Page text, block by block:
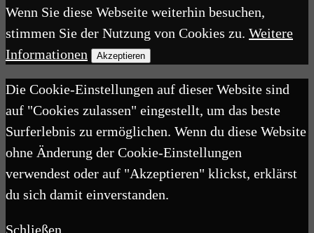
Wenn Sie diese Webseite weiterhin besuchen,
stimmen Sie der Nutzung von Cookies zu. Weitere
Informationen
Akzeptieren
Die Cookie-Einstellungen auf dieser Website sind
auf "Cookies zulassen" eingestellt, um das beste
Surferlebnis zu ermöglichen. Wenn du diese Website
ohne Änderung der Cookie-Einstellungen
verwendest oder auf "Akzeptieren" klickst, erklärst
du sich damit einverstanden.
Schließen